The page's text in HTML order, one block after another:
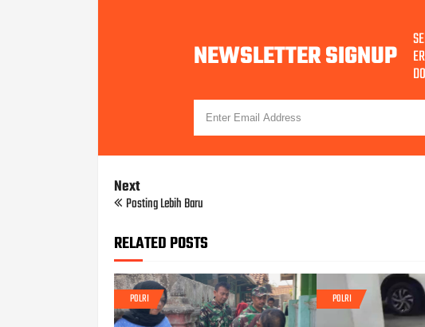
NEWSLETTER SIGNUP
Next
Posting Lebih Baru
RELATED POSTS
POLRI POLRI